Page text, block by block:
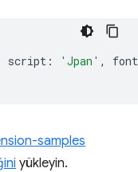
script : 'Jpan' ,
samples
yükleyin.